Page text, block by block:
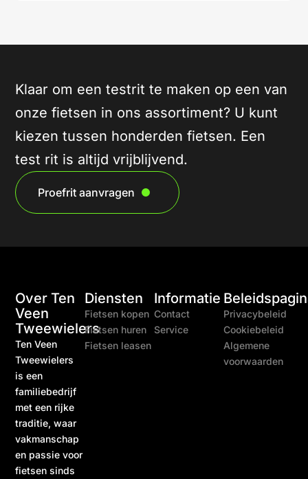
Klaar om een testrit te maken op een van
onze fietsen in ons assortiment? U kunt
kiezen tussen honderden fietsen. Een
test rit is altijd vrijblijvend.
Proefrit aanvragen
Over Ten
Veen
Tweewielers
Ten Veen
Tweewielers
is een
familiebedrijf
met een rijke
traditie, waar
vakmanschap
en passie voor
fietsen sinds
Diensten
Fietsen kopen
Fietsen huren
Fietsen leasen
Informatie
Contact
Service
Privacybeleid
Cookiebeleid
Algemene
voorwaarden